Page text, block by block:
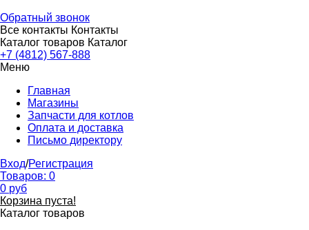
Обратный звонок
Все контакты Контакты
Каталог товаров Каталог
+7 (4812) 567-888
Меню
Главная
Магазины
Запчасти для котлов
Оплата и доставка
Письмо директору
Вход/Регистрация
Товаров: 0
0 руб
Корзина пуста!
Каталог товаров